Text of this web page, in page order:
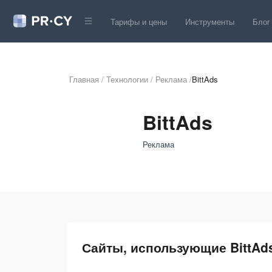
Тарифы и цены Инструменты Блог
Главная / Технологии / Реклама /BittAds
BittAds
Реклама
Сайты, использующие